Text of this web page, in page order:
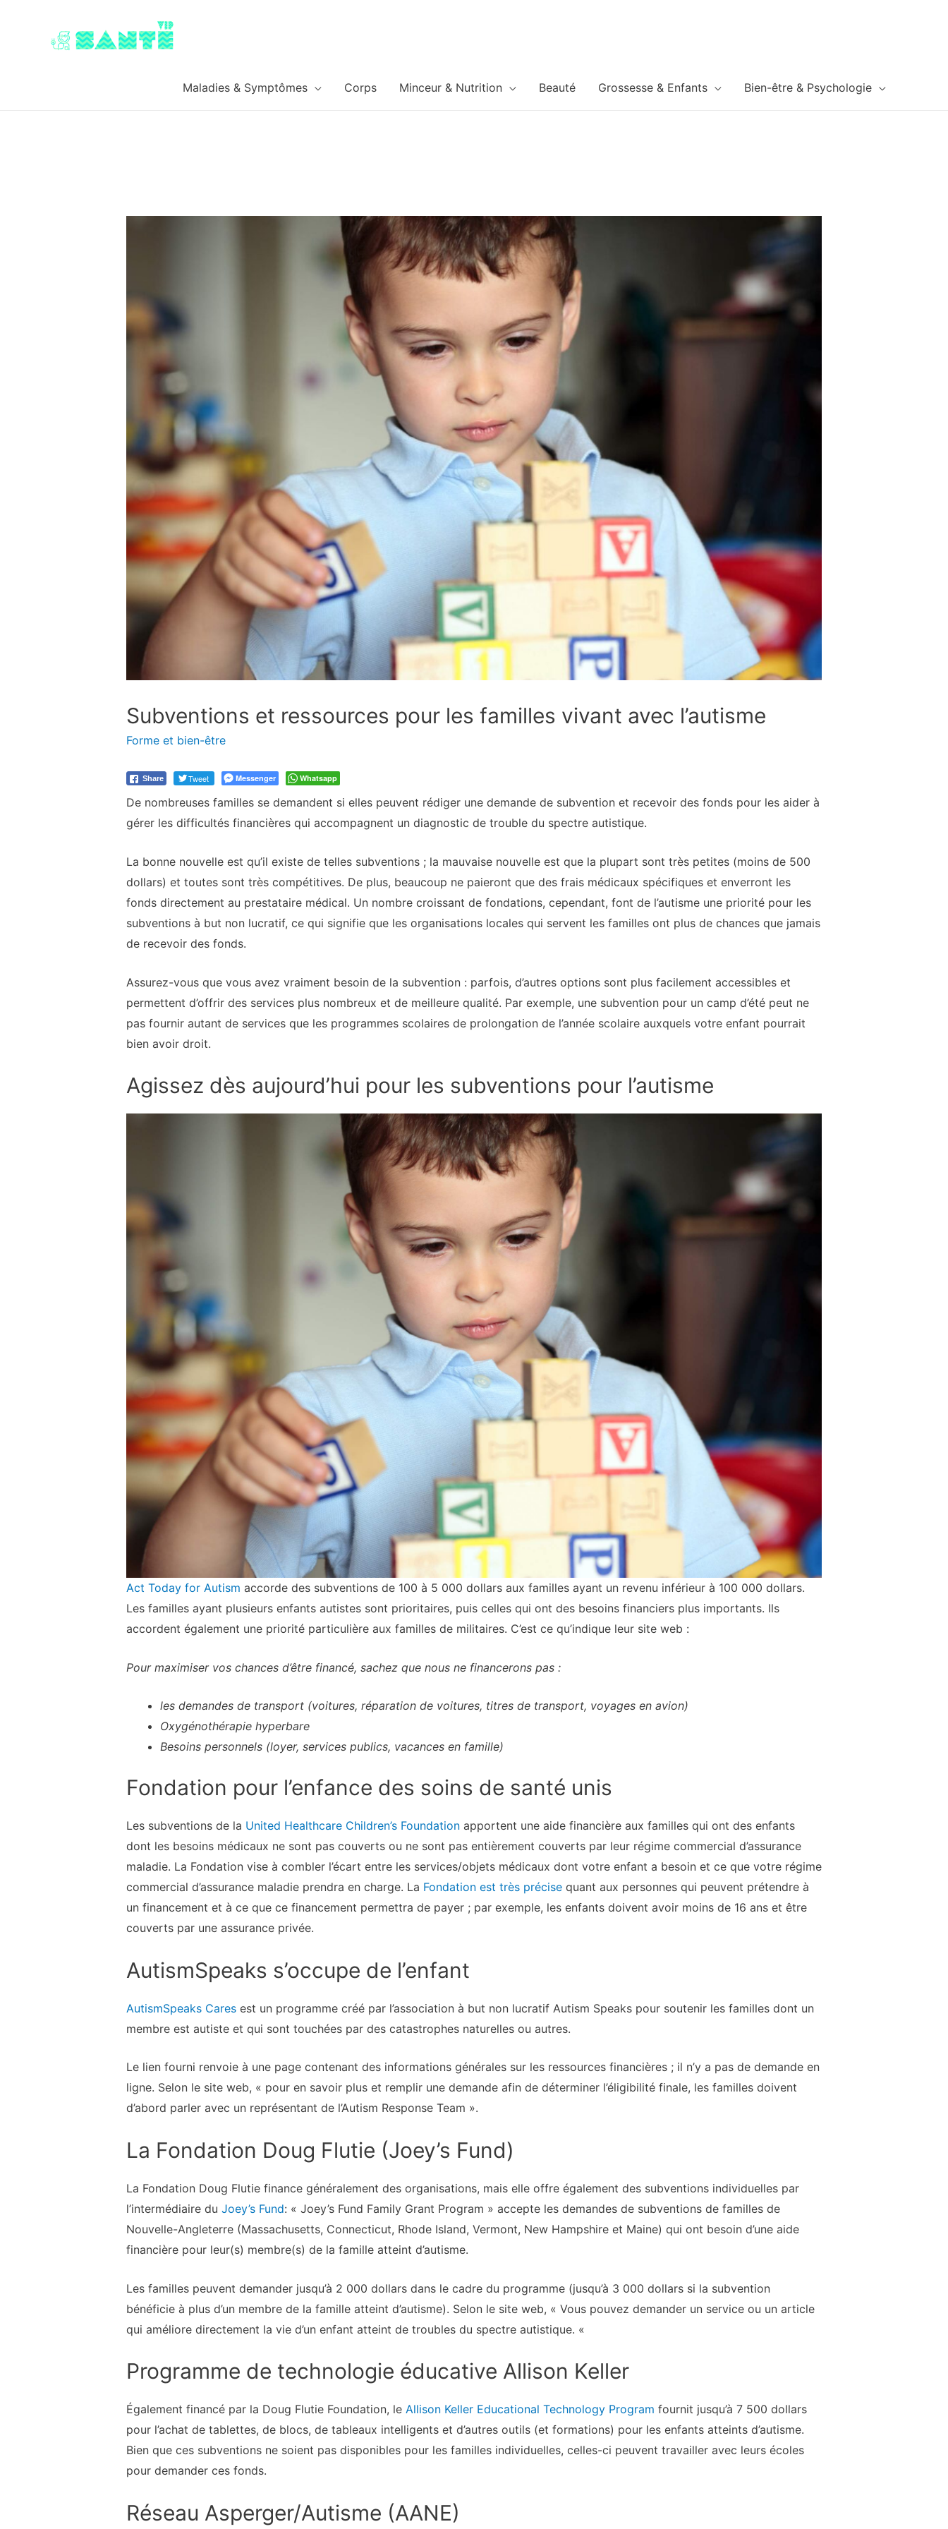
Maladies & Symptômes Corps Minceur & Nutrition Beauté Grossesse & Enfants Bien-être & Psychologie
Subventions et ressources pour les familles vivant avec l’autisme
Forme et bien-être
Share Tweet Messenger Whatsapp
De nombreuses familles se demandent si elles peuvent rédiger une demande de subvention et recevoir des fonds pour les aider à
gérer les difficultés financières qui accompagnent un diagnostic de trouble du spectre autistique.
La bonne nouvelle est qu’il existe de telles subventions ; la mauvaise nouvelle est que la plupart sont très petites (moins de 500
dollars) et toutes sont très compétitives. De plus, beaucoup ne paieront que des frais médicaux spécifiques et enverront les
fonds directement au prestataire médical. Un nombre croissant de fondations, cependant, font de l’autisme une priorité pour les
subventions à but non lucratif, ce qui signifie que les organisations locales qui servent les familles ont plus de chances que jamais
de recevoir des fonds.
Assurez-vous que vous avez vraiment besoin de la subvention : parfois, d’autres options sont plus facilement accessibles et
permettent d’offrir des services plus nombreux et de meilleure qualité. Par exemple, une subvention pour un camp d’été peut ne
pas fournir autant de services que les programmes scolaires de prolongation de l’année scolaire auxquels votre enfant pourrait
bien avoir droit.
Agissez dès aujourd’hui pour les subventions pour l’autisme
Act Today for Autism accorde des subventions de 100 à 5 000 dollars aux familles ayant un revenu inférieur à 100 000 dollars.
Les familles ayant plusieurs enfants autistes sont prioritaires, puis celles qui ont des besoins financiers plus importants. Ils
accordent également une priorité particulière aux familles de militaires. C’est ce qu’indique leur site web :
Pour maximiser vos chances d’être financé, sachez que nous ne financerons pas :
les demandes de transport (voitures, réparation de voitures, titres de transport, voyages en avion)
Oxygénothérapie hyperbare
Besoins personnels (loyer, services publics, vacances en famille)
Fondation pour l’enfance des soins de santé unis
Les subventions de la United Healthcare Children’s Foundationapportent une aide financière aux familles qui ont des enfants
dont les besoins médicaux ne sont pas couverts ou ne sont pas entièrement couverts par leur régime commercial d’assurance
maladie. La Fondation vise à combler l’écart entre les services/objets médicaux dont votre enfant a besoin et ce que votre régime
commercial d’assurance maladie prendra en charge. La Fondation est très précisequant aux personnes qui peuvent prétendre à
un financement et à ce que ce financement permettra de payer ; par exemple, les enfants doivent avoir moins de 16 ans et être
couverts par une assurance privée.
AutismSpeaks s’occupe de l’enfant
AutismSpeaks Caresest un programme créé par l’association à but non lucratif Autism Speaks pour soutenir les familles dont un
membre est autiste et qui sont touchées par des catastrophes naturelles ou autres.
Le lien fourni renvoie à une page contenant des informations générales sur les ressources financières ; il n’y a pas de demande en
ligne. Selon le site web, « pour en savoir plus et remplir une demande afin de déterminer l’éligibilité finale, les familles doivent
d’abord parler avec un représentant de l’Autism Response Team ».
La Fondation Doug Flutie (Joey’s Fund)
La Fondation Doug Flutie finance généralement des organisations, mais elle offre également des subventions individuelles par
l’intermédiaire du Joey’s Fund: « Joey’s Fund Family Grant Program » accepte les demandes de subventions de familles de
Nouvelle-Angleterre (Massachusetts, Connecticut, Rhode Island, Vermont, New Hampshire et Maine) qui ont besoin d’une aide
financière pour leur(s) membre(s) de la famille atteint d’autisme.
Les familles peuvent demander jusqu’à 2 000 dollars dans le cadre du programme (jusqu’à 3 000 dollars si la subvention
bénéficie à plus d’un membre de la famille atteint d’autisme). Selon le site web, « Vous pouvez demander un service ou un article
qui améliore directement la vie d’un enfant atteint de troubles du spectre autistique. «
Programme de technologie éducative Allison Keller
Également financé par la Doug Flutie Foundation, le Allison Keller Educational Technology Program fournit jusqu’à 7 500 dollars
pour l’achat de tablettes, de blocs, de tableaux intelligents et d’autres outils (et formations) pour les enfants atteints d’autisme.
Bien que ces subventions ne soient pas disponibles pour les familles individuelles, celles-ci peuvent travailler avec leurs écoles
pour demander ces fonds.
Réseau Asperger/Autisme (AANE)